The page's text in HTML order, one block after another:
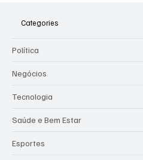
Categories
Política
Negócios
Tecnologia
Saúde e Bem Estar
Esportes